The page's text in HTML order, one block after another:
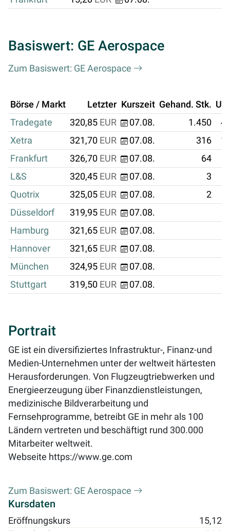
Basiswert: GE Aerospace
Zum Basiswert: GE Aerospace
Börse / Markt Letzter Kurszeit Gehand. Stk.
Tradegate
320,85 EUR 07.08. 1.450
Xetra
321,70 EUR 07.08. 316
Frankfurt
326,70 EUR 07.08. 64
L&S
320,45 EUR 07.08.
3
Quotrix
325,05 EUR 07.08.
2
Düsseldorf
319,95 EUR
07.08.
Hamburg
321,65 EUR
07.08.
Hannover
321,65 EUR
07.08.
München
324,95 EUR
07.08.
Stuttgart
319,50 EUR 07.08.
Portrait
GE ist ein diversifiziertes Infrastruktur-, Finanz-und
Medien-Unternehmen unter der weltweit härtesten
Herausforderungen. Von Flugzeugtriebwerken und
Energieerzeugung über Finanzdienstleistungen,
medizinische Bildverarbeitung und
Fernsehprogramme, betreibt GE in mehr als 100
Ländern vertreten und beschäftigt rund 300.000
Mitarbeiter weltweit.
Webseite https://www.ge.com
Zum Basiswert: GE Aerospace
Kursdaten
Eröffnungskurs
15,12